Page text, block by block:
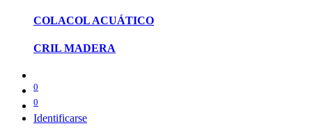
COLACOL ACUÁTICO
CRIL MADERA
0
0
Identificarse